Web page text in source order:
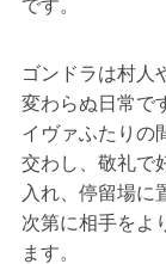
です。
ゴンドラは村人
変わらぬ日常で
イヴァふたりの
交わし、敬礼で
入れ、停留場に
次第に相手をよ
ます。